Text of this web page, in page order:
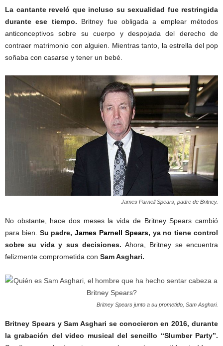
La cantante reveló que incluso su sexualidad fue restringida
durante ese tiempo. Britney fue obligada a emplear métodos
anticonceptivos sobre su cuerpo y despojada del derecho de
contraer matrimonio con alguien. Mientras tanto, la estrella del pop
soñaba con casarse y tener un bebé.
James Parnell Spears, padre de Britney.
No obstante, hace dos meses la vida de Britney Spears cambió
para bien. Su padre,James Parnell Spears, ya no tiene control
sobre su vida y sus decisiones. Ahora, Britney se encuentra
felizmente comprometida con Sam Asghari.
Britney Spears junto a su prometido, Sam Asghari.
Britney Spears y Sam Asghari se conocieron en 2016, durante
la grabación del video musical del sencillo “Slumber Party”.